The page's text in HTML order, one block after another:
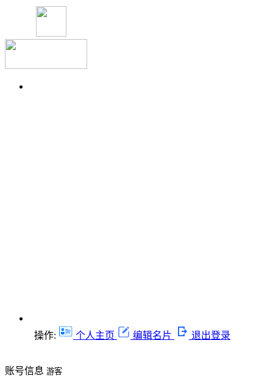
操作: 个人主页 编辑名片 退出登录
账号信息 游客